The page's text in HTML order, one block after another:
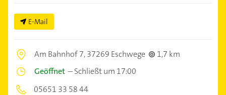
E-Mail
Am Bahnhof 7,37269 Eschwege
1,7 km
Geöffnet –Schließt um 17:00
05651 33 58 44